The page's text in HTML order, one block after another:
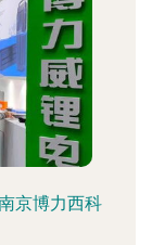
京博力西科